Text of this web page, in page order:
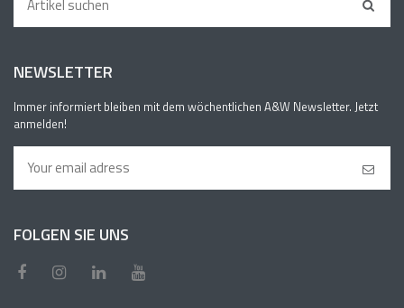
NEWSLETTER
Immer informiert bleiben mit dem wöchentlichen A&W Newsletter. Jetzt
anmelden!
FOLGEN SIE UNS